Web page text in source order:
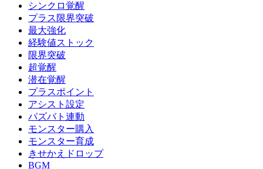
シンクロ覚醒
プラス限界突破
最大強化
経験値ストック
限界突破
超覚醒
潜在覚醒
プラスポイント
アシスト設定
パズバト連動
モンスター購入
モンスター育成
きせかえドロップ
BGM